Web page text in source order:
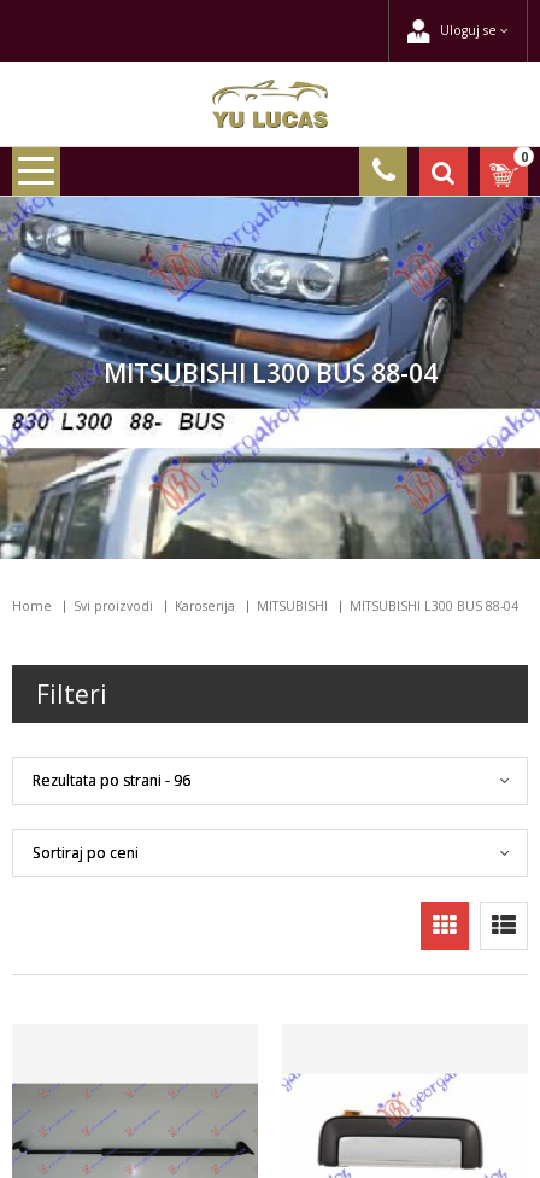
Uloguj se
0
MITSUBISHI L300 BUS 88-04
Home Svi proizvodi Karoserija MITSUBISHI MITSUBISHI L300 BUS 88-04
Filteri